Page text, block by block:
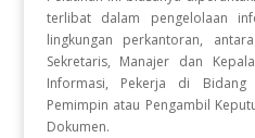
terlibat dalam pengelolaan
lingkungan perkantoran,
Sekretaris, Manajer dan
Informasi, Pekerja di Bidang
Pemimpin atau Pengambil
Dokumen.